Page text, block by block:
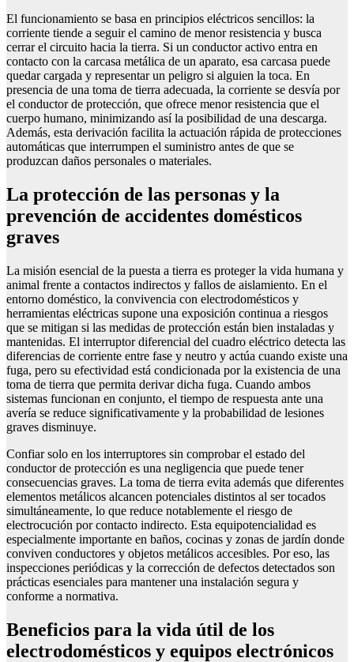
El funcionamiento se basa en principios eléctricos sencillos: la
corriente tiende a seguir el camino de menor resistencia y busca
cerrar el circuito hacia la tierra. Si un conductor activo entra en
contacto con la carcasa metálica de un aparato, esa carcasa puede
quedar cargada y representar un peligro si alguien la toca. En
presencia de una toma de tierra adecuada, la corriente se desvía por
el conductor de protección, que ofrece menor resistencia que el
cuerpo humano, minimizando así la posibilidad de una descarga.
Además, esta derivación facilita la actuación rápida de protecciones
automáticas que interrumpen el suministro antes de que se
produzcan daños personales o materiales.
La protección de las personas y la
prevención de accidentes domésticos
graves
La misión esencial de la puesta a tierra es proteger la vida humana y
animal frente a contactos indirectos y fallos de aislamiento. En el
entorno doméstico, la convivencia con electrodomésticos y
herramientas eléctricas supone una exposición continua a riesgos
que se mitigan si las medidas de protección están bien instaladas y
mantenidas. El interruptor diferencial del cuadro eléctrico detecta las
diferencias de corriente entre fase y neutro y actúa cuando existe una
fuga, pero su efectividad está condicionada por la existencia de una
toma de tierra que permita derivar dicha fuga. Cuando ambos
sistemas funcionan en conjunto, el tiempo de respuesta ante una
avería se reduce significativamente y la probabilidad de lesiones
graves disminuye.
Confiar solo en los interruptores sin comprobar el estado del
conductor de protección es una negligencia que puede tener
consecuencias graves. La toma de tierra evita además que diferentes
elementos metálicos alcancen potenciales distintos al ser tocados
simultáneamente, lo que reduce notablemente el riesgo de
electrocución por contacto indirecto. Esta equipotencialidad es
especialmente importante en baños, cocinas y zonas de jardín donde
conviven conductores y objetos metálicos accesibles. Por eso, las
inspecciones periódicas y la corrección de defectos detectados son
prácticas esenciales para mantener una instalación segura y
conforme a normativa.
Beneficios para la vida útil de los
electrodomésticos y equipos electrónicos